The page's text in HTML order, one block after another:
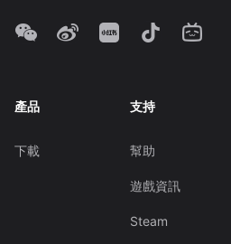
產品
下載
支持
幫助
遊戲資訊
Steam